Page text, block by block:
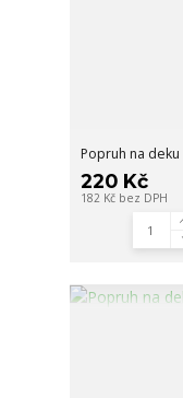
Popruh na
220 Kč
182 Kč bez DPH